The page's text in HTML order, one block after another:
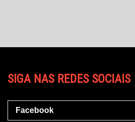
SIGA NAS REDES SOCIAIS
Facebook